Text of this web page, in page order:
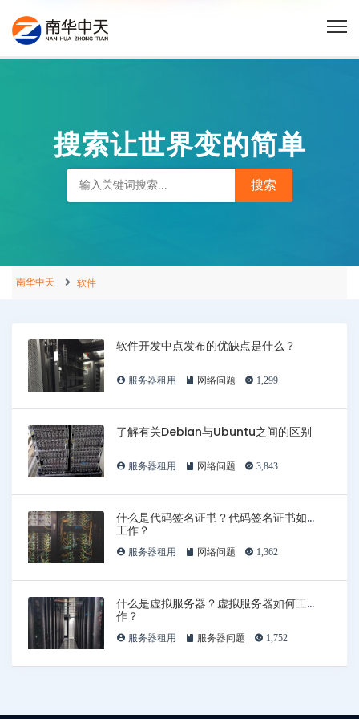
搜索让世界变的简单
南华中天 软件
软件开发中点发布的优缺点是什么？
服务器租用 网络问题 1,299
了解有关Debian与Ubuntu之间的区别
服务器租用 网络问题 3,843
什么是代码签名证书？代码签名证书如何
工作？
服务器租用 网络问题 1,362
什么是虚拟服务器？虚拟服务器如何工
作？
服务器租用 服务器问题 1,752